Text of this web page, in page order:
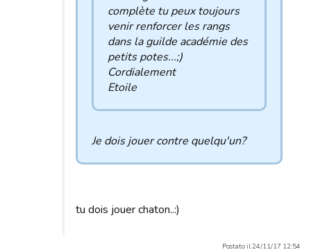
complète tu peux toujours
venir renforcer les rangs
dans la guilde académie des
petits potes...;)
Cordialement
Etoile
Je dois jouer contre quelqu'un?
tu dois jouer chaton..:)
Postato il 24/11/17 12:54